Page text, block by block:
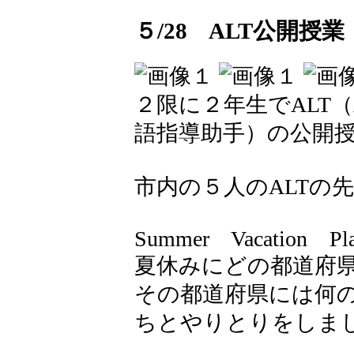
５/28 ALT公開授業
２限に２年生でALT
語指導助手）の公開
市内の５人のALTの
Summer Vacation
夏休みにどの都道府
その都道府県には何
ちとやりとりをしま